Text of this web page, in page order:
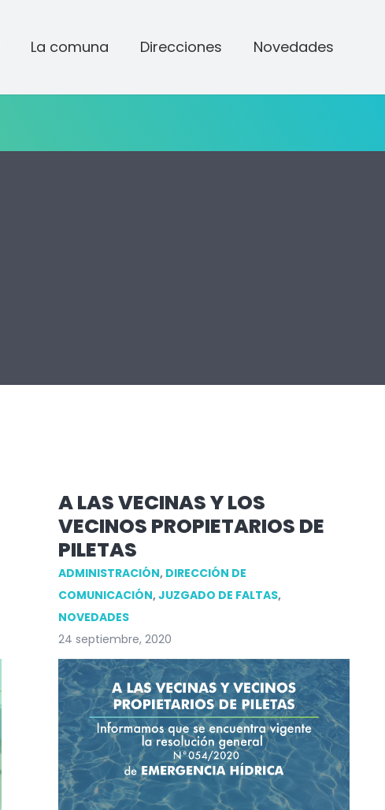
La comuna Direcciones Novedades
A LAS VECINAS Y LOS
VECINOS PROPIETARIOS DE
PILETAS
ADMINISTRACIÓN, DIRECCIÓN DE
COMUNICACIÓN,JUZGADO DE FALTAS,
NOVEDADES
24 septiembre, 2020